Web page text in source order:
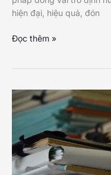
hiện đại, hiệu quả, đón
Giải
nhân
sự
và
lương
1C:HRM
&
Đọc thêm »